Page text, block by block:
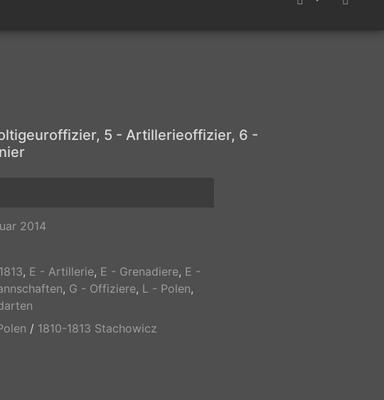
5 - Artillerieoffizier, 6 -
2014
1813, E - Artillerie, E - Grenadiere, E -
, G - Offiziere, L - Polen,
/ 1810-1813 Stachowicz